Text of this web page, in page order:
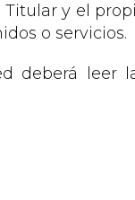
y el
o servicios.
deberá leer